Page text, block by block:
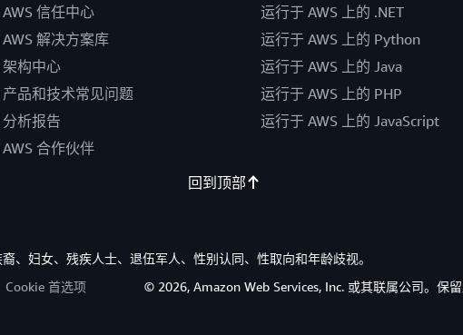
AWS 信任中心
AWS 解决方案库
架构中心
产品和技术常见问题
分析报告
AWS 合作伙伴
运行于 AWS 上的 .NET
运行于 AWS 上的 Python
运行于 AWS 上的 Java
运行于 AWS 上的 PHP
运行于 AWS 上的 JavaScript
回到顶部
、妇女、残疾人士、退伍军人、性别认同、性取向和年龄歧视。
Cookie 首选项 © 2026, Amazon Web Services, Inc. 或其联属公司。保留